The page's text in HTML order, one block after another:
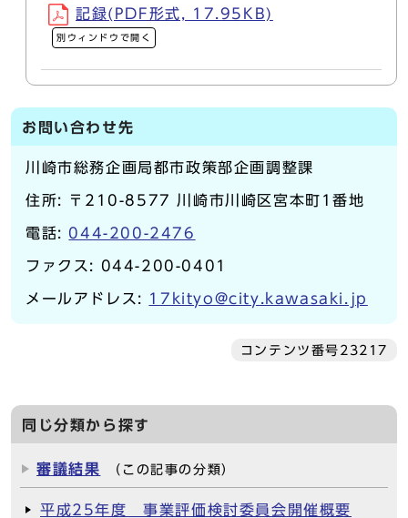
記録(PDF形式, 17.95KB)
別ウィンドウで開く
お問い合わせ先
川崎市総務企画局都市政策部企画調整課
住所: 〒210-8577 川崎市川崎区宮本町1番地
電話: 044-200-2476
ファクス: 044-200-0401
メールアドレス: 17kityo@city.kawasaki.jp
コンテンツ番号23217
同じ分類から探す
審議結果 （この記事の分類）
平成25年度 事業評価検討委員会開催概要